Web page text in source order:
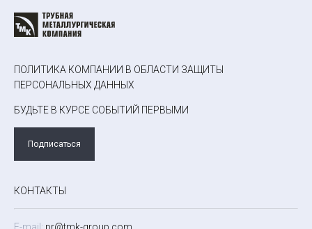
ПОЛИТИКА КОМПАНИИ В ОБЛАСТИ ЗАЩИТЫ
ПЕРСОНАЛЬНЫХ ДАННЫХ
БУДЬТЕ В КУРСЕ СОБЫТИЙ ПЕРВЫМИ
Подписаться
КОНТАКТЫ